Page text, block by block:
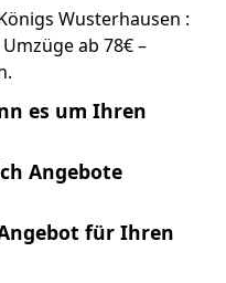
Wusterhausen :
ab 78€ –
es um Ihren
Angebote
für Ihren